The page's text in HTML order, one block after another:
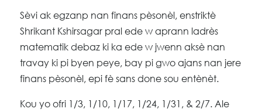
Sèvi ak egzanp nan finans pèsonèl, enstriktè
Shrikant Kshirsagar pral ede w aprann ladrès
matematik debaz ki ka ede w jwenn aksè nan
travay ki pi byen peye, bay pi gwo ajans nan jere
finans pèsonèl, epi fè sans done sou entènèt.
Kou yo ofri 1/3, 1/10, 1/17, 1/24, 1/31, & 2/7. Ale